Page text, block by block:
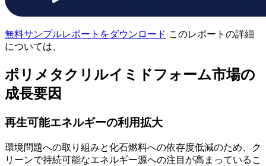
無料サンプルレポートをダウンロード このレポートの詳細
については、
ポリメタクリルイミドフォーム市場の
成長要因
再生可能エネルギーの利用拡大
環境問題への取り組みと化石燃料への依存度低減のため、ク
リーンで持続可能なエネルギー源への注目が高まっているこ